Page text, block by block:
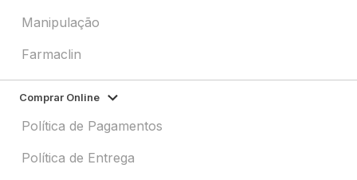
Manipulação
Farmaclin
Comprar Online
Política de Pagamentos
Política de Entrega